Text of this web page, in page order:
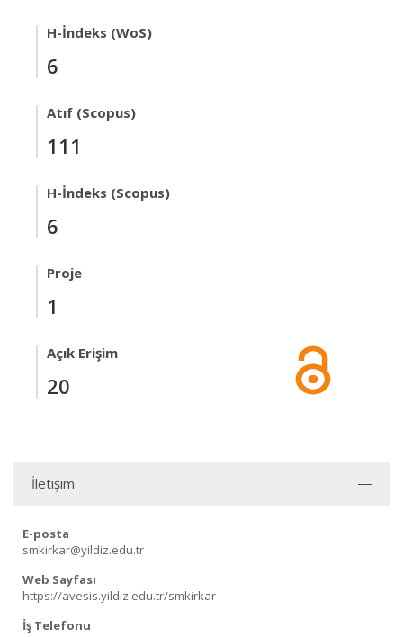
H-İndeks (WoS)
6
Atıf (Scopus)
111
H-İndeks (Scopus)
6
Proje
1
Açık Erişim
20
İletişim
E-posta
smkirkar@yildiz.edu.tr
Web Sayfası
https://avesis.yildiz.edu.tr/smkirkar
İş Telefonu